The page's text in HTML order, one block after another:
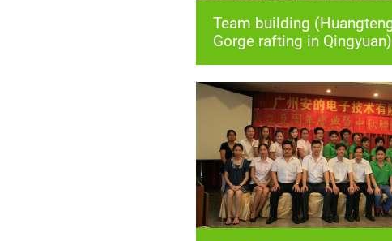
Gorge rafting in Qingyuan)